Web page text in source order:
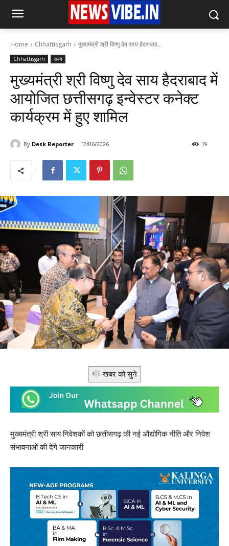
Home Chhattisgarh मुख्यमंत्री श्री विष्णु देव साय हैदराबाद...
Chhattisgarh राज्य
मुख्यमंत्री श्री विष्णु देव साय हैदराबाद में
आयोजित छत्तीसगढ़ इन्वेस्टर कनेक्ट
कार्यक्रम में हुए शामिल
By Desk Reporter 12/06/2026 19
खबर को सुने
मुख्यमंत्री श्री साय निवेशकों को छत्तीसगढ़ की नई औद्योगिक नीति और निवेश
संभावनाओं की देंगे जानकारी